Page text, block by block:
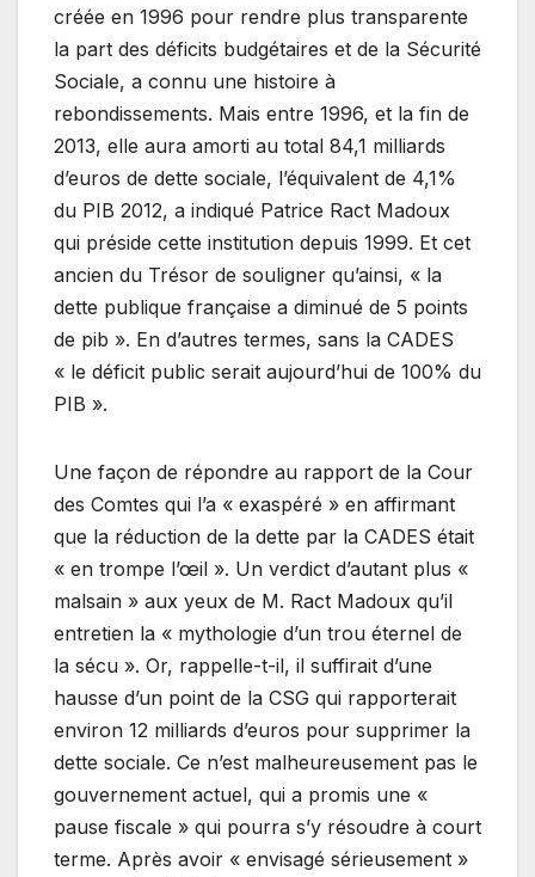
créée en 1996 pour rendre plus transparente
la part des déficits budgétaires et de la Sécurité
Sociale, a connu une histoire à
rebondissements. Mais entre 1996, et la fin de
2013, elle aura amorti au total 84,1 milliards
d’euros de dette sociale, l’équivalent de 4,1%
du PIB 2012, a indiqué Patrice Ract Madoux
qui préside cette institution depuis 1999. Et cet
ancien du Trésor de souligner qu’ainsi, « la
dette publique française a diminué de 5 points
de pib ». En d’autres termes, sans la CADES
« le déficit public serait aujourd’hui de 100% du
PIB ».
Une façon de répondre au rapport de la Cour
des Comtes qui l’a « exaspéré » en affirmant
que la réduction de la dette par la CADES était
« en trompe l’œil ». Un verdict d’autant plus «
malsain » aux yeux de M. Ract Madoux qu’il
entretien la « mythologie d’un trou éternel de
la sécu ». Or, rappelle-t-il, il suffirait d’une
hausse d’un point de la CSG qui rapporterait
environ 12 milliards d’euros pour supprimer la
dette sociale. Ce n’est malheureusement pas le
gouvernement actuel, qui a promis une «
pause fiscale » qui pourra s’y résoudre à court
terme. Après avoir « envisagé sérieusement »